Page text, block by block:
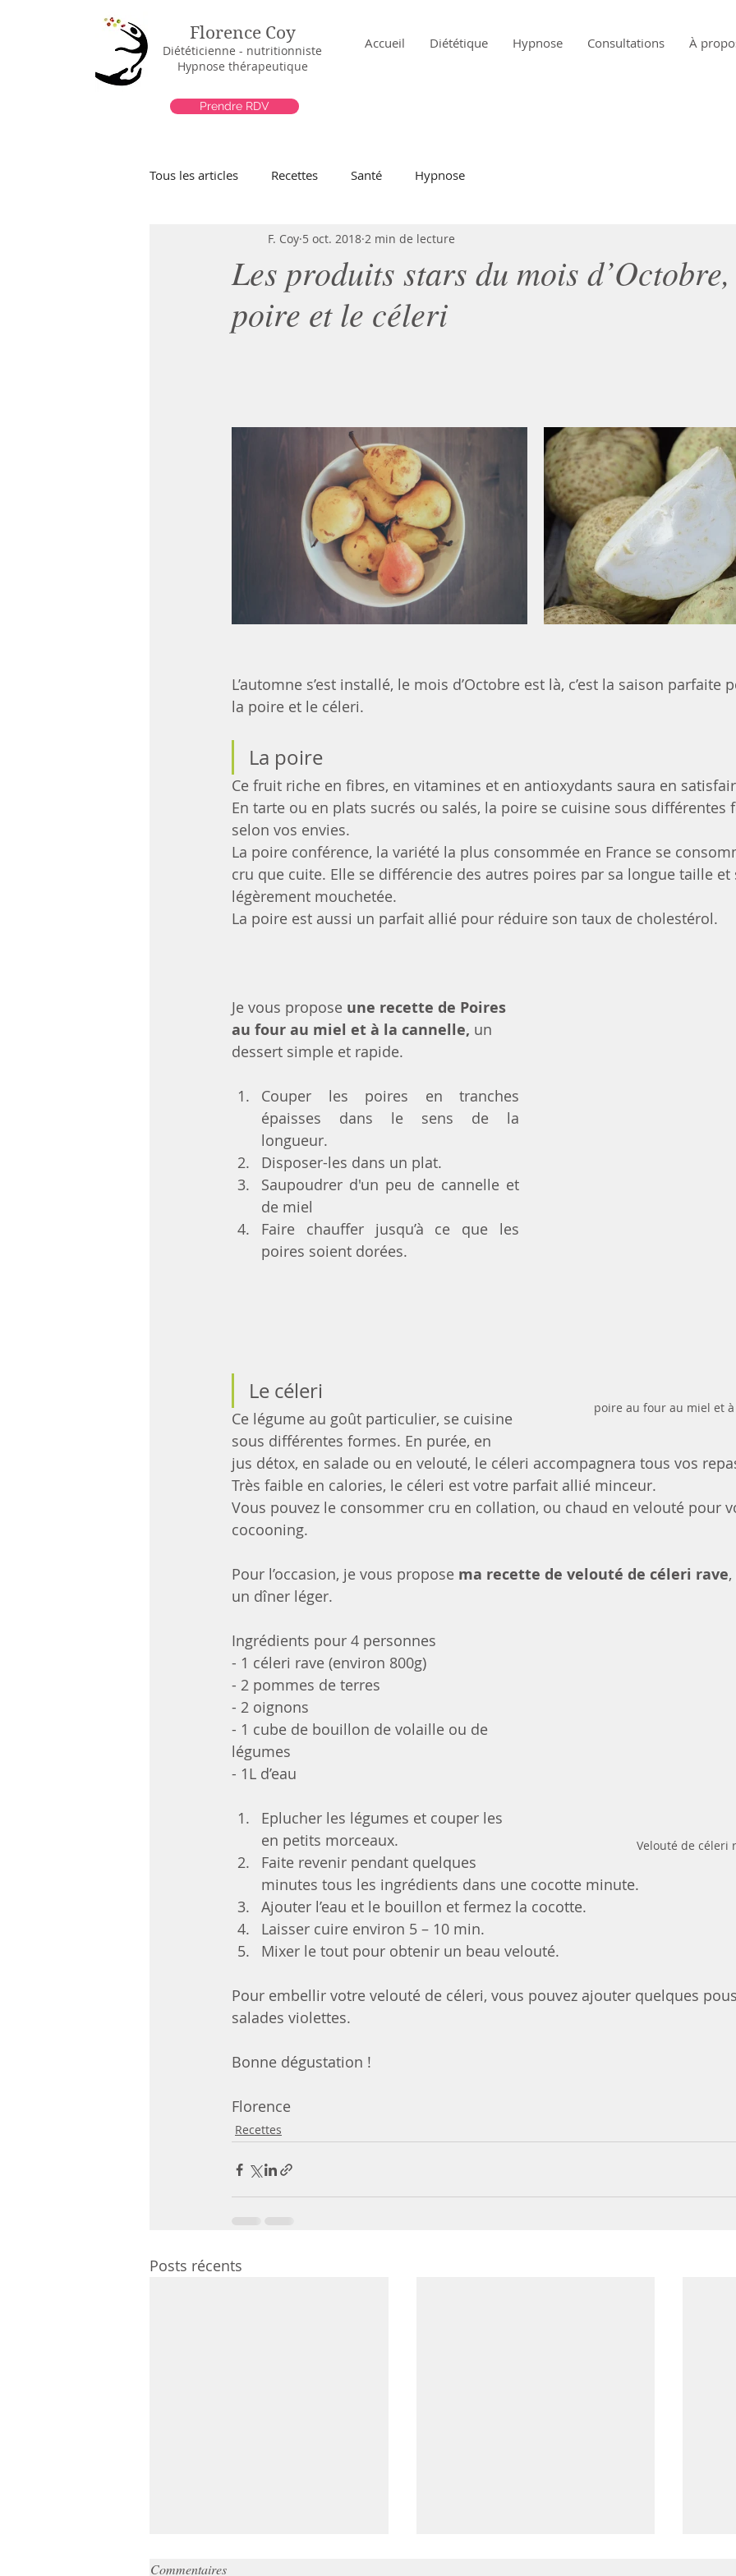
Florence Coy
Diététicienne - nutritionniste
Hypnose thérapeutique
Accueil Diététique Hypnose Consultations À
Prendre RDV
Tous les articles Recettes Santé Hypnose
Les produits stars du mois
poire et le céleri
F. Coy 5 oct. 2018 2 min de lecture
L’automne s’est installé, le mois d’Octobre est là, c’est la saison parfaite
la poire et le céleri.
La poire
Ce fruit riche en fibres, en vitamines et en antioxydants saura en
En tarte ou en plats sucrés ou salés, la poire se cuisine sous différentes
selon vos envies.
La poire conférence, la variété la plus consommée en France se
cru que cuite. Elle se différencie des autres poires par sa longue taille et
légèrement mouchetée.
La poire est aussi un parfait allié pour réduire son taux de cholestérol.
poire au four au miel et
Je vous propose une recette de Poires
au four au miel et à la cannelle, un
dessert simple et rapide.
Couper les poires en tranches
épaisses dans le sens de la
longueur.
Disposer-les dans un plat.
Saupoudrer d'un peu de cannelle et
de miel
Faire chauffer jusqu’à ce que les
poires soient dorées.
Le céleri
Ce légume au goût particulier, se cuisine
sous différentes formes. En purée, en
jus détox, en salade ou en velouté, le céleri accompagnera tous vos
Très faible en calories, le céleri est votre parfait allié minceur.
Vous pouvez le consommer cru en collation, ou chaud en velouté pour
cocooning.
Pour l’occasion, je vous propose ma recette de velouté de céleri rave
un dîner léger.
Velouté de céleri
Ingrédients pour 4 personnes
- 1 céleri rave (environ 800g)
- 2 pommes de terres
- 2 oignons
- 1 cube de bouillon de volaille ou de
légumes
- 1L d’eau
Eplucher les légumes et couper les
en petits morceaux.
Faite revenir pendant quelques
minutes tous les ingrédients dans une cocotte minute.
Ajouter l’eau et le bouillon et fermez la cocotte.
Laisser cuire environ 5 – 10 min.
Mixer le tout pour obtenir un beau velouté.
Pour embellir votre velouté de céleri, vous pouvez ajouter quelques
salades violettes.
Bonne dégustation !
Florence
Recettes
Posts récents
Commentaires